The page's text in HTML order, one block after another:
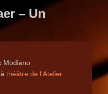
– Un
Modiano
àthéâtre de l'Atelier